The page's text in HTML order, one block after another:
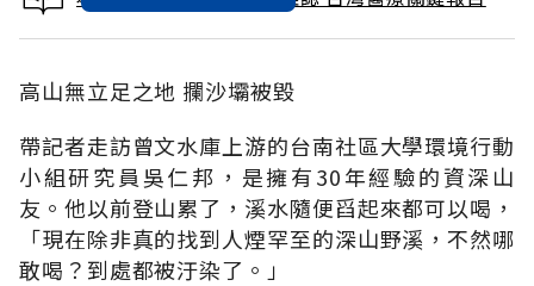
高山無立足之地 攔沙壩被毀
帶記者走訪曾文水庫上游的台南社區大學環境行動
小組研究員吳仁邦，是擁有30年經驗的資深山
友。他以前登山累了，溪水隨便舀起來都可以喝，
「現在除非真的找到人煙罕至的深山野溪，不然哪
敢喝？到處都被汙染了。」